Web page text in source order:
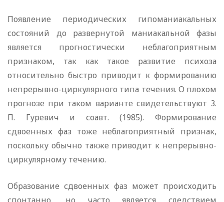
Появление периодических гипоманиакальных
состояний до развернутой маниакальной фазы
является прогностически неблагоприятным
признаком, так как такое развитие психоза
относительно быстро приводит к формированию
непрерывно-циркулярного типа течения. О плохом
прогнозе при таком варианте свидетельствуют 3.
П. Гуревич и соавт. (1985). Формирование
сдвоенных фаз тоже неблагоприятный признак,
поскольку обычно также приводит к непрерывно-
циркулярному течению.
Образование сдвоенных фаз может происходить